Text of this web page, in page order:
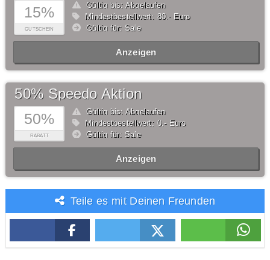
15%
GUTSCHEIN
Gültig bis: Abgelaufen
Mindestbestellwert: 80,- Euro
Gültig für: Sale
Anzeigen
50%
RABATT
50% Speedo Aktion
Gültig bis: Abgelaufen
Mindestbestellwert: 0,- Euro
Gültig für: Sale
Anzeigen
Teile es mit Deinen Freunden